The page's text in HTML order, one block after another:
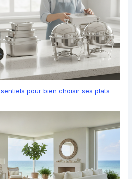
pour bien choisir ses plats